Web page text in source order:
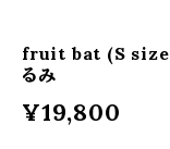
fruit bat (S size)
るみ
¥19,800